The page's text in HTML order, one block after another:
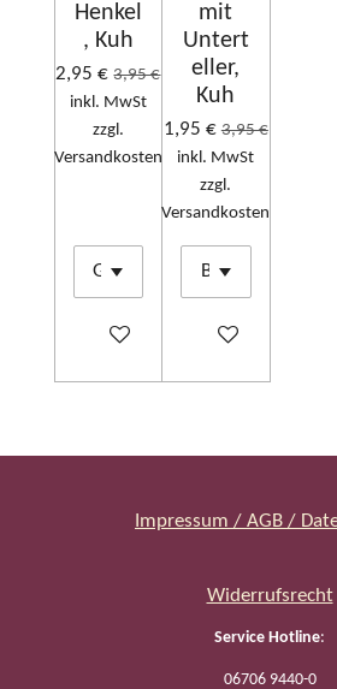
Henkel
, Kuh
2,95 € 3,95 €
inkl. MwSt
zzgl.
Versandkosten
In den Warenkorb
mit
Untert
eller,
Kuh
1,95 € 3,95 €
inkl. MwSt
zzgl.
Versandkosten
In den Warenkorb
Impressum / AGB /
Widerrufsrecht
Service Hotline:
06706 9440-0